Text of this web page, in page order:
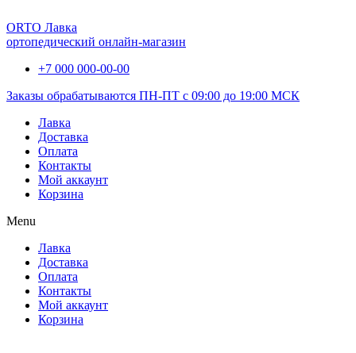
ORTO Лавка
ортопедический онлайн-магазин
+7 000 000-00-00
Заказы обрабатываются ПН-ПТ с 09:00 до 19:00 МСК
Лавка
Доставка
Оплата
Контакты
Мой аккаунт
Корзина
Menu
Лавка
Доставка
Оплата
Контакты
Мой аккаунт
Корзина